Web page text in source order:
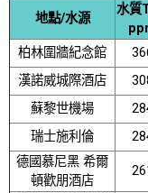
地點/水源
水質
柏林圍牆紀念館
漢諾威城際酒店
蘇黎世機場
瑞士施利倫
德國慕尼黑 希爾
頓歡朋酒店